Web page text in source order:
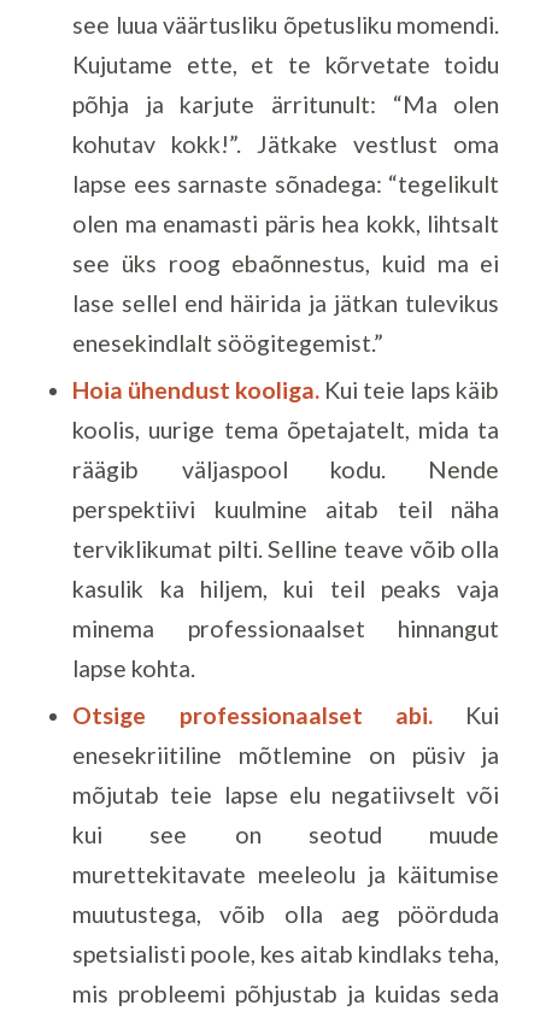
see luua väärtusliku õpetusliku momendi.
Kujutame ette, et te kõrvetate toidu
põhja ja karjute ärritunult: “Ma olen
kohutav kokk!”. Jätkake vestlust oma
lapse ees sarnaste sõnadega: “tegelikult
olen ma enamasti päris hea kokk, lihtsalt
see üks roog ebaõnnestus, kuid ma ei
lase sellel end häirida ja jätkan tulevikus
enesekindlalt söögitegemist.”
Hoia ühendust kooliga. Kui teie laps käib
koolis, uurige tema õpetajatelt, mida ta
räägib väljaspool kodu. Nende
perspektiivi kuulmine aitab teil näha
terviklikumat pilti. Selline teave võib olla
kasulik ka hiljem, kui teil peaks vaja
minema professionaalset hinnangut
lapse kohta.
Otsige professionaalset abi.Kui
enesekriitiline mõtlemine on püsiv ja
mõjutab teie lapse elu negatiivselt või
kui see on seotud muude
murettekitavate meeleolu ja käitumise
muutustega, võib olla aeg pöörduda
spetsialisti poole, kes aitab kindlaks teha,
mis probleemi põhjustab ja kuidas seda